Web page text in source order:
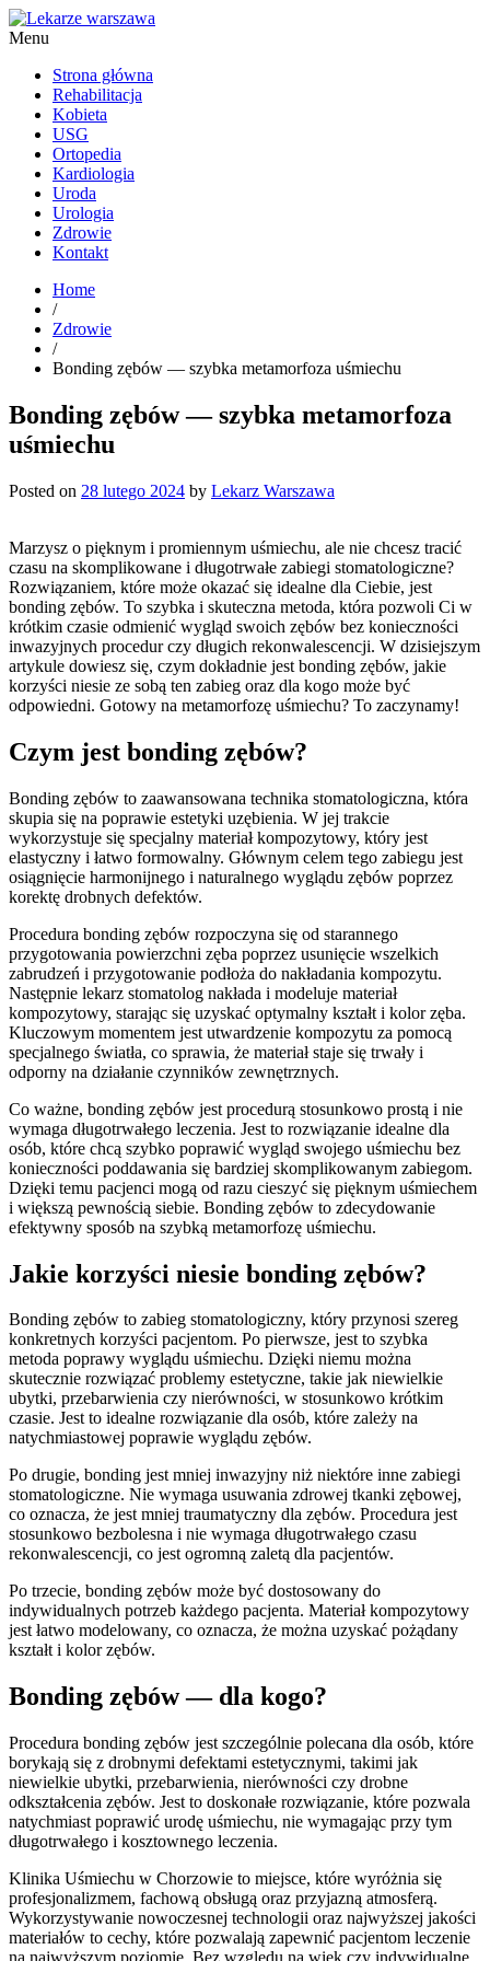
Menu
Strona główna
Rehabilitacja
Kobieta
USG
Ortopedia
Kardiologia
Uroda
Urologia
Zdrowie
Kontakt
Home
/
Zdrowie
/
Bonding zębów — szybka metamorfoza uśmiechu
Bonding zębów — szybka metamorfoza
uśmiechu
Posted on 28 lutego 2024 by Lekarz Warszawa
Marzysz o pięknym i promiennym uśmiechu, ale nie chcesz tracić
czasu na skomplikowane i długotrwałe zabiegi stomatologiczne?
Rozwiązaniem, które może okazać się idealne dla Ciebie, jest
bonding zębów. To szybka i skuteczna metoda, która pozwoli Ci w
krótkim czasie odmienić wygląd swoich zębów bez konieczności
inwazyjnych procedur czy długich rekonwalescencji. W dzisiejszym
artykule dowiesz się, czym dokładnie jest bonding zębów, jakie
korzyści niesie ze sobą ten zabieg oraz dla kogo może być
odpowiedni. Gotowy na metamorfozę uśmiechu? To zaczynamy!
Czym jest bonding zębów?
Bonding zębów to zaawansowana technika stomatologiczna, która
skupia się na poprawie estetyki uzębienia. W jej trakcie
wykorzystuje się specjalny materiał kompozytowy, który jest
elastyczny i łatwo formowalny. Głównym celem tego zabiegu jest
osiągnięcie harmonijnego i naturalnego wyglądu zębów poprzez
korektę drobnych defektów.
Procedura bonding zębów rozpoczyna się od starannego
przygotowania powierzchni zęba poprzez usunięcie wszelkich
zabrudzeń i przygotowanie podłoża do nakładania kompozytu.
Następnie lekarz stomatolog nakłada i modeluje materiał
kompozytowy, starając się uzyskać optymalny kształt i kolor zęba.
Kluczowym momentem jest utwardzenie kompozytu za pomocą
specjalnego światła, co sprawia, że materiał staje się trwały i
odporny na działanie czynników zewnętrznych.
Co ważne, bonding zębów jest procedurą stosunkowo prostą i nie
wymaga długotrwałego leczenia. Jest to rozwiązanie idealne dla
osób, które chcą szybko poprawić wygląd swojego uśmiechu bez
konieczności poddawania się bardziej skomplikowanym zabiegom.
Dzięki temu pacjenci mogą od razu cieszyć się pięknym uśmiechem
i większą pewnością siebie. Bonding zębów to zdecydowanie
efektywny sposób na szybką metamorfozę uśmiechu.
Jakie korzyści niesie bonding zębów?
Bonding zębów to zabieg stomatologiczny, który przynosi szereg
konkretnych korzyści pacjentom. Po pierwsze, jest to szybka
metoda poprawy wyglądu uśmiechu. Dzięki niemu można
skutecznie rozwiązać problemy estetyczne, takie jak niewielkie
ubytki, przebarwienia czy nierówności, w stosunkowo krótkim
czasie. Jest to idealne rozwiązanie dla osób, które zależy na
natychmiastowej poprawie wyglądu zębów.
Po drugie, bonding jest mniej inwazyjny niż niektóre inne zabiegi
stomatologiczne. Nie wymaga usuwania zdrowej tkanki zębowej,
co oznacza, że jest mniej traumatyczny dla zębów. Procedura jest
stosunkowo bezbolesna i nie wymaga długotrwałego czasu
rekonwalescencji, co jest ogromną zaletą dla pacjentów.
Po trzecie, bonding zębów może być dostosowany do
indywidualnych potrzeb każdego pacjenta. Materiał kompozytowy
jest łatwo modelowany, co oznacza, że można uzyskać pożądany
kształt i kolor zębów.
Bonding zębów — dla kogo?
Procedura bonding zębów jest szczególnie polecana dla osób, które
borykają się z drobnymi defektami estetycznymi, takimi jak
niewielkie ubytki, przebarwienia, nierówności czy drobne
odkształcenia zębów. Jest to doskonałe rozwiązanie, które pozwala
natychmiast poprawić urodę uśmiechu, nie wymagając przy tym
długotrwałego i kosztownego leczenia.
Klinika Uśmiechu w Chorzowie to miejsce, które wyróżnia się
profesjonalizmem, fachową obsługą oraz przyjazną atmosferą.
Wykorzystywanie nowoczesnej technologii oraz najwyższej jakości
materiałów to cechy, które pozwalają zapewnić pacjentom leczenie